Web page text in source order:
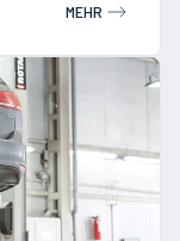
MEHR